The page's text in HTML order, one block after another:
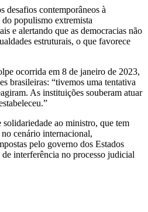
desafios contemporâneos à
populismo extremista
e alertando que as democracias não
estruturais, o que favorece
ocorrida em 8 de janeiro de 2023,
brasileiras: “tivemos uma tentativa
As instituições souberam atuar
ao ministro, que tem
cenário internacional,
pelo governo dos Estados
interferência no processo judicial